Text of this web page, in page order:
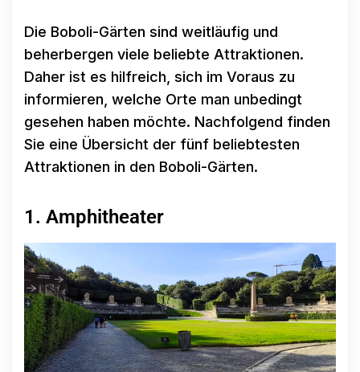
Die Boboli-Gärten sind weitläufig und
beherbergen viele beliebte Attraktionen.
Daher ist es hilfreich, sich im Voraus zu
informieren, welche Orte man unbedingt
gesehen haben möchte. Nachfolgend finden
Sie eine Übersicht der fünf beliebtesten
Attraktionen in den Boboli-Gärten.
1. Amphitheater